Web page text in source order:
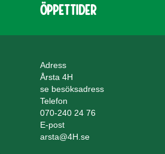
Öppettider
Adress
Årsta 4H
se besöksadress
Telefon
070-240 24 76
E-post
arsta@4H.se